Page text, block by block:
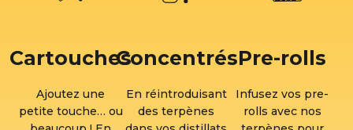
Cartouches
Ajoutez une
petite touche… ou
Concentrés
En réintroduisant
des terpènes
Pre-rolls
Infusez vos pre-
rolls avec nos